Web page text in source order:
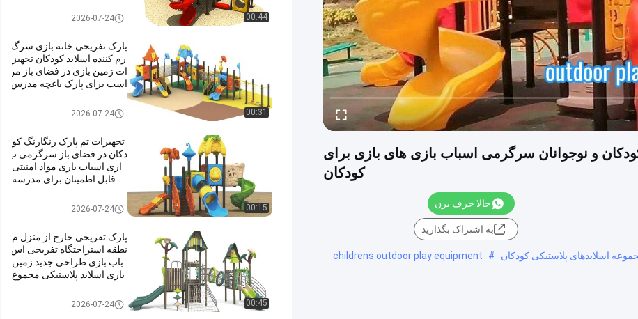
و نوجوانان سرگرمی اسباب بازی های بازی برای
کودکان
حالا حرف بزن
به اشتراک بگذارید
اسلایدهای پلاستیکی کودکان #
childrens outdoor play equipment
00:44
کننده برای فروش
زمین بازی در فضای باز2026-07-24
00:31
پارک تفریحی خانه بازی سرگ
رم کننده اسلاید کودکان تجهیز
ات زمین بازی در فضای باز من
اسب برای پارک باغچه مدرس
زمین بازی در فضای باز2026-07-24
00:15
تجهیزات تم پارک رنگارنگ کو
دکان در فضای باز سرگرمی ب
ازی اسباب بازی مواد امنیتی
قابل اطمینان برای مدرسه
زمین بازی در فضای باز2026-07-24
00:45
پارک تفریحی خارج از منزل م
نطقه استراحتگاه تفریحی اس
باب بازی طراحی جدید زمین
بازی اسلاید پلاستیکی مجموع
زمین بازی در فضای باز2026-07-24